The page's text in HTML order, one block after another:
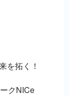
を拓く！
クNICe